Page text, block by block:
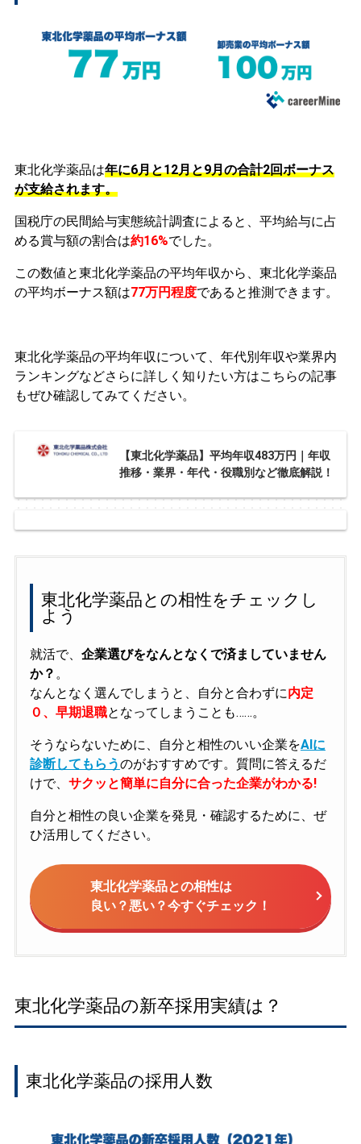
東北化学薬品は年に6月と12月と9月の合計2回ボーナス
が支給されます。
国税庁の民間給与実態統計調査によると、平均給与に占
める賞与額の割合は約16%でした。
この数値と東北化学薬品の平均年収から、東北化学薬品
の平均ボーナス額は77万円程度であると推測できます。
東北化学薬品の平均年収について、年代別年収や業界内
ランキングなどさらに詳しく知りたい方はこちらの記事
もぜひ確認してみてください。
【東北化学薬品】平均年収483万円｜年収
推移・業界・年代・役職別など徹底解説！
東北化学薬品との相性をチェックし
よう
就活で、 企業選びをなんとなくで済ましていません
か？ 。
なんとなく選んでしまうと、自分と合わずに内定
０、早期退職となってしまうことも……。
そうならないために、自分と相性のいい企業をAIに
診断してもらうのがおすすめです。質問に答えるだ
けで、 サクッと簡単に自分に合った企業がわかる!
自分と相性の良い企業を発見・確認するために、ぜ
ひ活用してください。
東北化学薬品との相性は
良い？悪い？今すぐチェック！
東北化学薬品の新卒採用実績は？
東北化学薬品の採用人数